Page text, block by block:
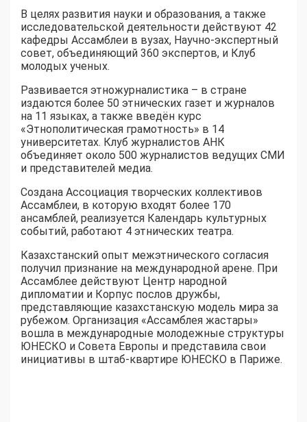
В целях развития науки и образования, а также
исследовательской деятельности действуют 42
кафедры Ассамблеи в вузах, Научно-экспертный
совет, объединяющий 360 экспертов, и Клуб
молодых ученых.
Развивается этножурналистика – в стране
издаются более 50 этнических газет и журналов
на 11 языках, а также введён курс
«Этнополитическая грамотность» в 14
университетах. Клуб журналистов АНК
объединяет около 500 журналистов ведущих СМИ
и представителей медиа.
Создана Ассоциация творческих коллективов
Ассамблеи, в которую входят более 170
ансамблей, реализуется Календарь культурных
событий, работают 4 этнических театра.
Казахстанский опыт межэтнического согласия
получил признание на международной арене. При
Ассамблее действуют Центр народной
дипломатии и Корпус послов дружбы,
представляющие казахстанскую модель мира за
рубежом. Организация «Ассамблея жастары»
вошла в международные молодежные структуры
ЮНЕСКО и Совета Европы и представила свои
инициативы в штаб-квартире ЮНЕСКО в Париже.